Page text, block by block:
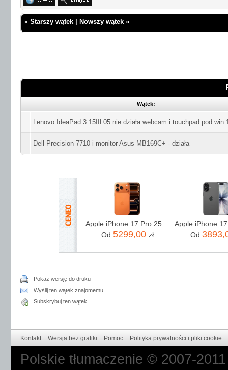
« Starszy wątek Nowszy wątek »
Wątek:
Lenovo IdeaPad 3 15IIL05 nie działa webcam i touchpad pod win
Dell Precision 7710 i monitor Asus MB169C+ - działa
Apple iPhone 17 Pro 256GB Kosmiczny pomarańcz
Od 5299,00 zł Od
Pokaż wersję do druku
Wyślij ten wątek znajomemu
Subskrybuj ten wątek
Kontakt Wersja bez grafiki Pomoc Polityka prywatności i pliki cookie
Polskie tłumaczenie © 2007-